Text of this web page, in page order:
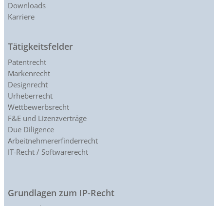
Downloads
Karriere
Tätigkeitsfelder
Patentrecht
Markenrecht
Designrecht
Urheberrecht
Wettbewerbsrecht
F&E und Lizenzverträge
Due Diligence
Arbeitnehmererfinderrecht
IT-Recht / Softwarerecht
Grundlagen zum IP-Recht